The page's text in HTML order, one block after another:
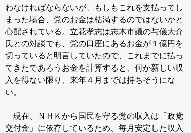
わなければならないが、もしもこれを支払ってし
まった場合、党のお金は枯渇するのではないかと
心配されている。立花孝志は志木市議の与儀大介
氏との対談でも、党の口座にあるお金が１億円を
切っていると明言していたので、これまでに払っ
てきたであろうお金を計算すると、何か新しい収
入を得ない限り、来年４月までは持ちそうにな
い。
現在、ＮＨＫから国民を守る党の収入は「政党
交付金」に依存しているため、毎月安定した収入